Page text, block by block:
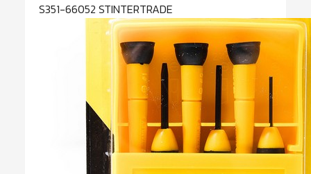
S351-66052 STINTERTRADE